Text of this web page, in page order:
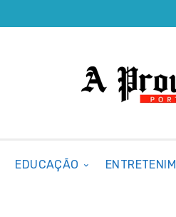
EDUCAÇÃO